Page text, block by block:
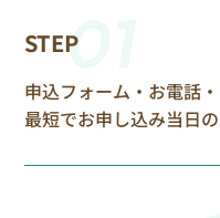
STEP01
申込フォーム・お電話
最短でお申し込み当日の